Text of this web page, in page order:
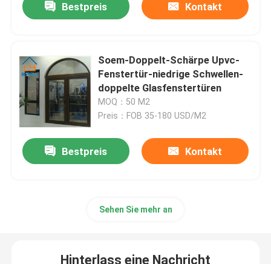
Bestpreis Kontakt
Soem-Doppelt-Schärpe Upvc-
Fenstertür-niedrige Schwellen-
doppelte Glasfenstertüren
MOQ：50 M2
Preis：FOB 35-180 USD/M2
Bestpreis Kontakt
Sehen Sie mehr an
Hinterlass eine Nachricht